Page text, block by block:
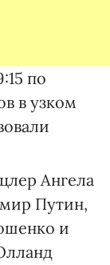
по
в узком
Ангела
Путин,
и